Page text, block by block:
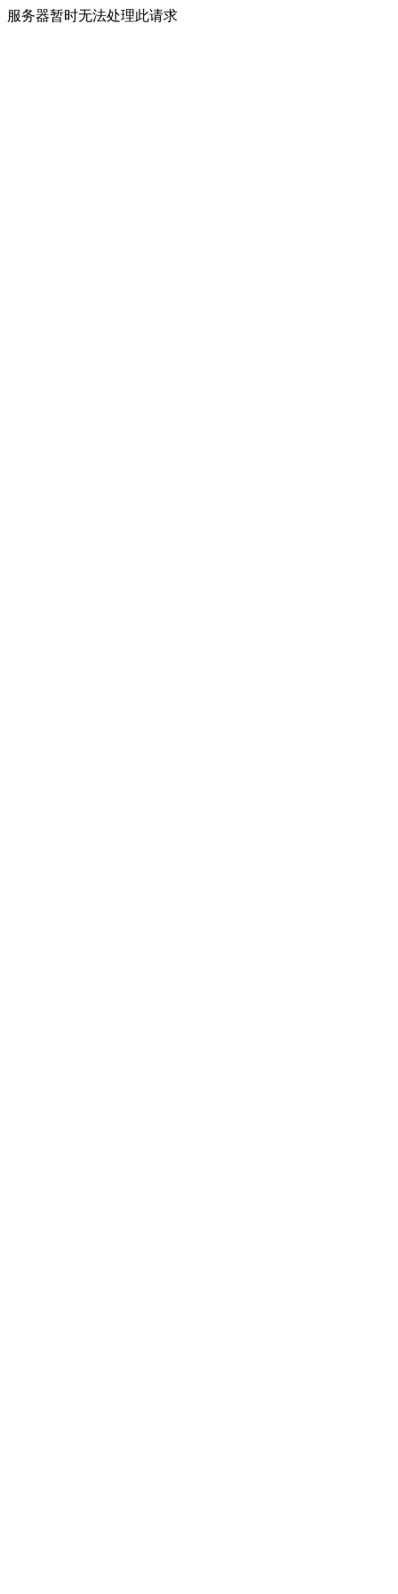
服务器暂时无法处理此请求